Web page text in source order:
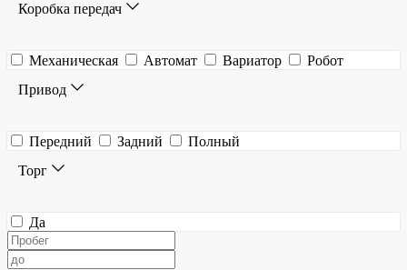
Коробка передач
Механическая Автомат Вариатор
Робот
Привод
Передний Задний
Полный
Торг
Да